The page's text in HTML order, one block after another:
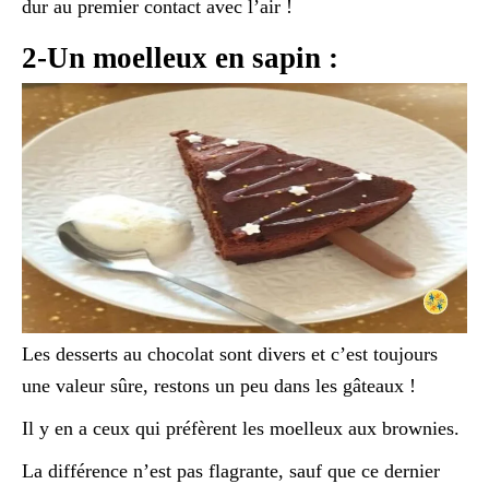
dur au premier contact avec l’air !
2-Un moelleux en sapin :
Les desserts au chocolat sont divers et c’est toujours
une valeur sûre, restons un peu dans les gâteaux !
Il y en a ceux qui préfèrent les moelleux aux brownies.
La différence n’est pas flagrante, sauf que ce dernier